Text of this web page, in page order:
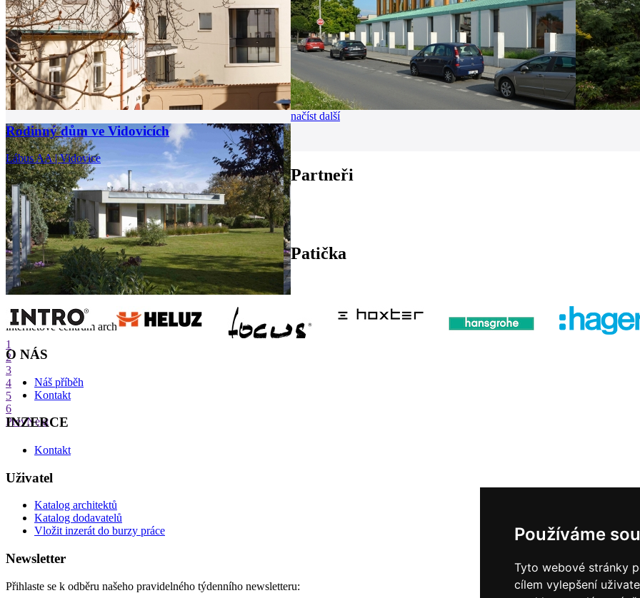
Používáme
Tyto webové stránky
cílem vylepšení
Rodinný dům ve Vidovicích
Lábus AA | Vidovice
načíst další
Partneři
1
2
3
4
5
6
PrevNext
Patička
internetové centrum architektury
O NÁS
Náš příběh
Kontakt
INZERCE
Kontakt
Uživatel
Katalog architektů
Katalog dodavatelů
Vložit inzerát do burzy práce
Newsletter
Přihlaste se k odběru našeho pravidelného týdenního newsletteru: